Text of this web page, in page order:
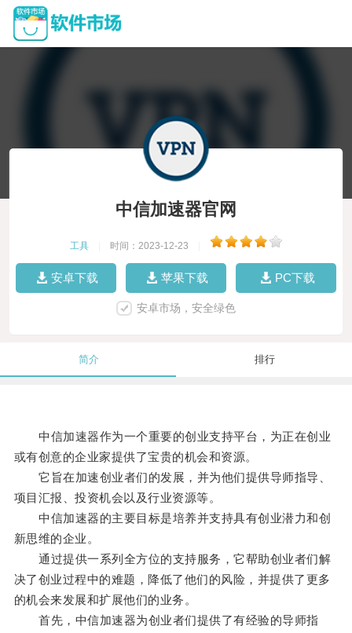
中信加速器官网
工具 时间：2023-12-23
安卓下载 苹果下载 PC下载
安卓市场，安全绿色
简介 排行
中信加速器作为一个重要的创业支持平台，为正在创业
或有创意的企业家提供了宝贵的机会和资源。
它旨在加速创业者们的发展，并为他们提供导师指导、
项目汇报、投资机会以及行业资源等。
中信加速器的主要目标是培养并支持具有创业潜力和创
新思维的企业。
通过提供一系列全方位的支持服务，它帮助创业者们解
决了创业过程中的难题，降低了他们的风险，并提供了更多
的机会来发展和扩展他们的业务。
首先，中信加速器为创业者们提供了有经验的导师指